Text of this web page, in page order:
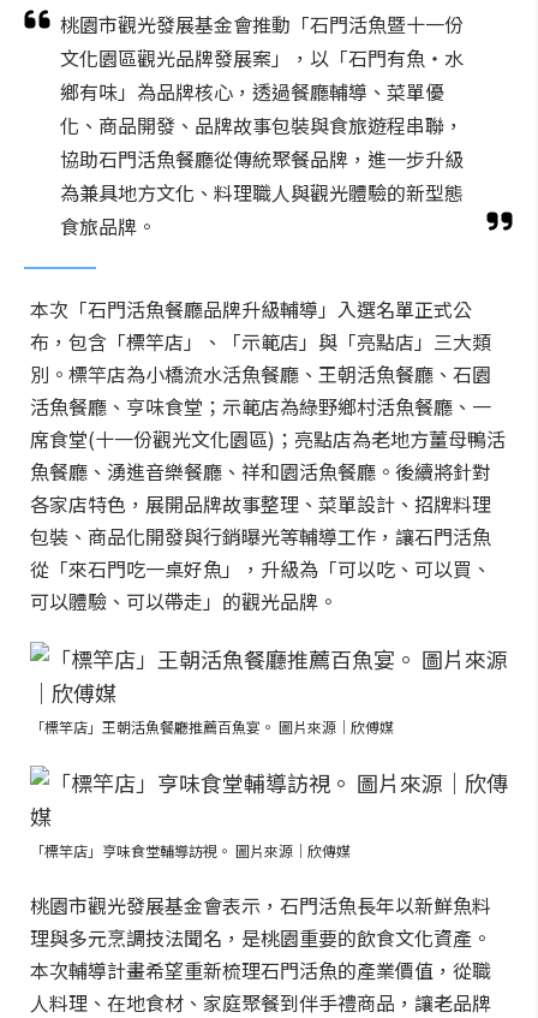
桃園市觀光發展基金會推動「石門活魚暨十一份
文化園區觀光品牌發展案」，以「石門有魚・水
鄉有味」為品牌核心，透過餐廳輔導、菜單優
化、商品開發、品牌故事包裝與食旅遊程串聯，
協助石門活魚餐廳從傳統聚餐品牌，進一步升級
為兼具地方文化、料理職人與觀光體驗的新型態
食旅品牌。
本次「石門活魚餐廳品牌升級輔導」入選名單正式公
布，包含「標竿店」、「示範店」與「亮點店」三大類
別。標竿店為小橋流水活魚餐廳、王朝活魚餐廳、石園
活魚餐廳、亨味食堂；示範店為綠野鄉村活魚餐廳、一
席食堂(十一份觀光文化園區)；亮點店為老地方薑母鴨活
魚餐廳、湧進音樂餐廳、祥和園活魚餐廳。後續將針對
各家店特色，展開品牌故事整理、菜單設計、招牌料理
包裝、商品化開發與行銷曝光等輔導工作，讓石門活魚
從「來石門吃一桌好魚」，升級為「可以吃、可以買、
可以體驗、可以帶走」的觀光品牌。
「標竿店」王朝活魚餐廳推薦百魚宴。 圖片來源｜欣傅媒
「標竿店」亨味食堂輔導訪視。 圖片來源｜欣傳媒
桃園市觀光發展基金會表示，石門活魚長年以新鮮魚料
理與多元烹調技法聞名，是桃園重要的飲食文化資產。
本次輔導計畫希望重新梳理石門活魚的產業價值，從職
人料理、在地食材、家庭聚餐到伴手禮商品，讓老品牌